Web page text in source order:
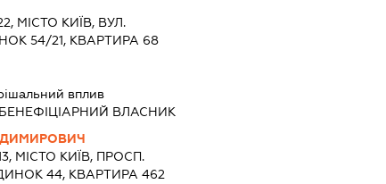
МІСТО КИЇВ, ВУЛ.
54/21, КВАРТИРА 68
вплив
ВЛАСНИК
МІСТО КИЇВ, ПРОСП.
44, КВАРТИРА 462